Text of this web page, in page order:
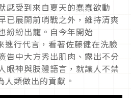
感受到來自夏天的蠢蠢欲動
已展開前哨戰之外，維持清爽
紛紛出籠。自今年開始
進行代言，看著佐藤健在洗臉
告中大方秀出肌肉、露出不分
眼神與肢體語言，就讓人不禁
人類做出的貢獻。